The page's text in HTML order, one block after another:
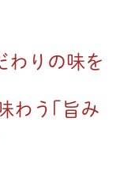
わりの味を
わう｢旨み